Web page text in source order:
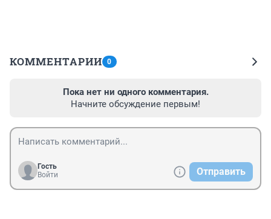
КОММЕНТАРИИ 0
Пока нет ни одного комментария.
Начните обсуждение первым!
Гость
Войти
Отправить